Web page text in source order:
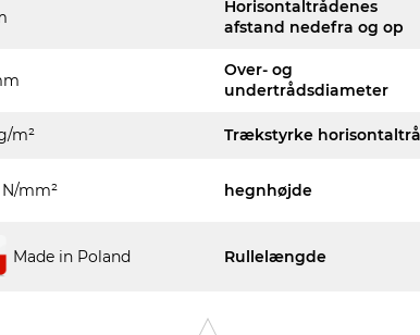
Horisontaltrådenes
afstand nedefra og op
Over- og
undertrådsdiameter
m² Trækstyrke
N/mm² hegnhøjde
Made in Poland Rullelængde